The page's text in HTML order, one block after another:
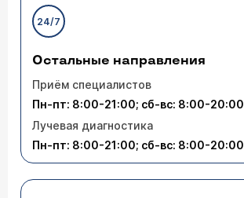
24/7
Остальные направления
Приём специалистов
Пн-пт: 8:00-21:00; сб-вс: 8:00-20:00
Лучевая диагностика
Пн-пт: 8:00-21:00; сб-вс: 8:00-20:00